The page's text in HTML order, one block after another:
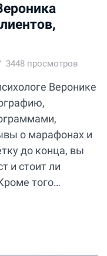
3448 просмотров
Веронике
о марафонах и
до конца, вы
и стоит ли
того…